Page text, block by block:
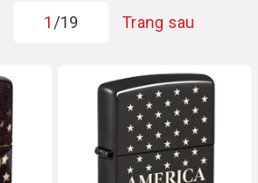
1 /19 Trang sau